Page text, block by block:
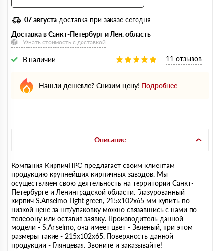
07 августа доставка при заказе сегодня
Доставка в Санкт-Петербург и Лен. область
Узнать стоимость с доставкой
В наличии 11 отзывов
Нашли дешевле? Снизим цену! Подробнее
Описание
Компания КирпичПРО предлагает своим клиентам
продукцию крупнейших кирпичных заводов. Мы
осуществляем свою деятельность на территории Санкт-
Петербурге и Ленинградской области. Глазурованный
кирпич S.Anselmo Light green, 215х102х65 мм купить по
низкой цене за шт/упаковку можно связавшись с нами по
телефону или оставив заявку. Производитель данной
модели - S.Anselmo, она имеет цвет - Зеленый, при этом
размеры такие - 215х102х65. Поверхность данной
продукции - Глянцевая. Звоните и заказывайте!